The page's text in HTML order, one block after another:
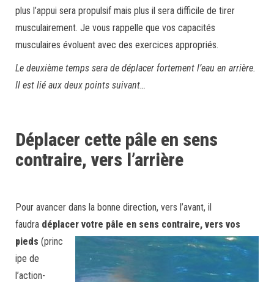
plus l’appui sera propulsif mais plus il sera difficile de tirer
musculairement. Je vous rappelle que vos capacités
musculaires évoluent avec des exercices appropriés.
Le deuxième temps sera de déplacer fortement l’eau en arrière.
Il est lié aux deux points suivant…
Déplacer cette pâle en sens
contraire, vers l’arrière
Pour avancer dans la bonne direction, vers l’avant, il
faudra déplacer votre pâle en sens contraire, vers vos
pieds (princ
ipe de
l’action-